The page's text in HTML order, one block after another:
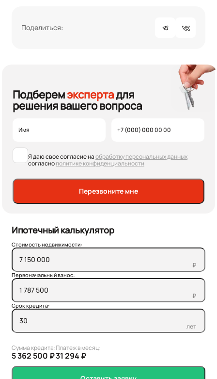
Поделиться:
Подберемэкспертадля
решения вашего вопроса
Я даю свое согласие наобработку персональных данных
согласнополитике конфиденциальности
Перезвоните мне
Ипотечный калькулятор
Стоимость недвижимости:
₽
Первоначальный взнос:
₽
Срок кредита:
лет
Сумма кредита:
5 362 500 ₽
Платеж в месяц:
31 294 ₽